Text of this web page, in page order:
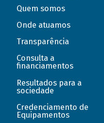
Quem somos
Onde atuamos
Transparência
Consulta a
financiamentos
Resultados para a
sociedade
Credenciamento de
Equipamentos